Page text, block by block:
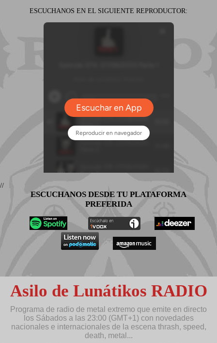
ESCUCHANOS EN EL SIGUIENTE REPRODUCTOR:
//
ESCUCHANOS DESDE TU PLATAFORMA
PREFERIDA
Asilo de Lunátikos RADIO
Programa de radio de metal extremo que emite en directo
los Sábados a las 23:00 (GMT+1) con novedades
nacionales e internacionales de la escena thrash, speed,
death, metal...